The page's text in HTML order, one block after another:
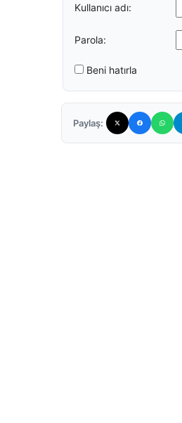
Kullanıcı adı:
Parola:
Beni hatırla
Paylaş: